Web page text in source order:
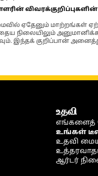
ஏதேனும் மாற்றங்கள்
இந்தக் குறிப்பான்
உதவி
எங்களைத்
உங்கள்
உதவி
ஆர்டர்